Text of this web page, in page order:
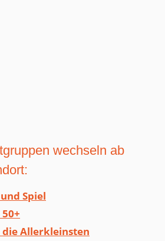
wechseln ab
Spiel
Allerkleinsten